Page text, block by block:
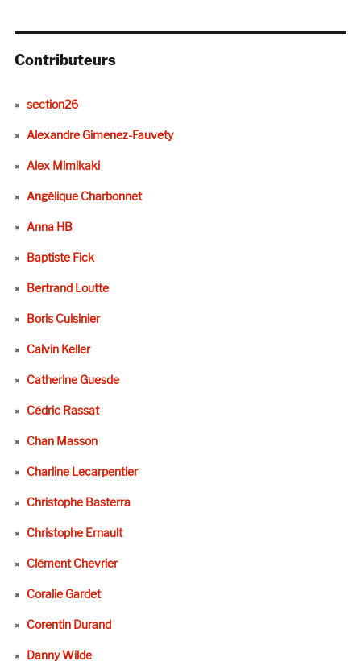
Contributeurs
section26
Alexandre Gimenez-Fauvety
Alex Mimikaki
Angélique Charbonnet
Anna HB
Baptiste Fick
Bertrand Loutte
Boris Cuisinier
Calvin Keller
Catherine Guesde
Cédric Rassat
Chan Masson
Charline Lecarpentier
Christophe Basterra
Christophe Ernault
Clément Chevrier
Coralie Gardet
Corentin Durand
Danny Wilde